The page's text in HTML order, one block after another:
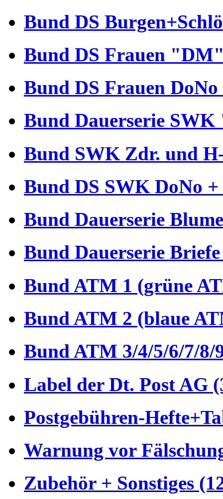
Bund DS
Bund DS Frauen
Bund DS Frauen
Bund Dauerserie
Bund SWK Zdr. und
Bund DS SWK DoNo +
Bund Dauerserie
Bund Dauerserie
Bund ATM 1 (grüne
Bund ATM 2 (blaue
Bund ATM 3/4/5/6/7/8/
Label der Dt. Post AG
Postgebühren-
Warnung vor
Zubehör + Sonstiges